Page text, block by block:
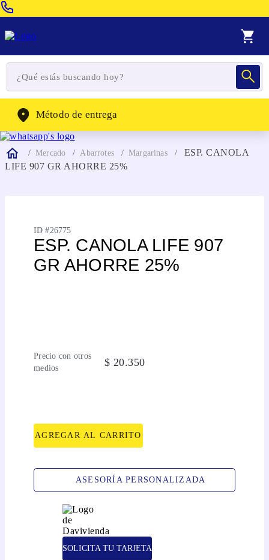
WhatsApp: (302) 262-4104
Método de entrega
Mercado Abarrotes Margarinas
ESP. CANOLA
LIFE 907 GR AHORRE 25%
ID #26775
ESP. CANOLA LIFE 907
GR AHORRE 25%
Precio con otros
medios
$ 20.350
AGREGAR AL CARRITO
ASESORÍA PERSONALIZADA
SOLICITA TU TARJETA